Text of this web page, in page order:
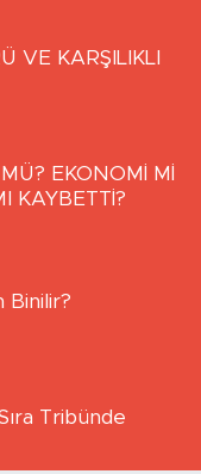
VE KARŞILIKLI
EKONOMİ Mİ
KAYBETTİ?
Binilir?
Tribünde